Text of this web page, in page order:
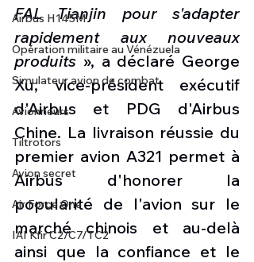
Airbus H145M
Opération militaire au Vénézuela
Simulateur avion de combat
Avionneurs
Tiltrotors
Avion secret
Air Force One
IAI Kfir C2/C7/TC2
FAL Tianjin pour s'adapter
rapidement aux nouveaux
produits », a déclaré George
Xu, vice-président exécutif
d'Airbus et PDG d'Airbus
Chine. La livraison réussie du
premier avion A321 permet à
Airbus d'honorer la
popularité de l'avion sur le
marché chinois et au-delà
ainsi que la confiance et le